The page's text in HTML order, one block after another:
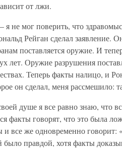
от лжи.
я не мог поверить, что
Рейган сделал заявление.
поставляется оружие. И
лет. Оружие разрушения
Теперь факты налицо, и
он сделал, меня рассмешило:
душе я все равно знаю, что
факты говорят, что это была
и все же одновременно говорит:
было правдой, хотя факты